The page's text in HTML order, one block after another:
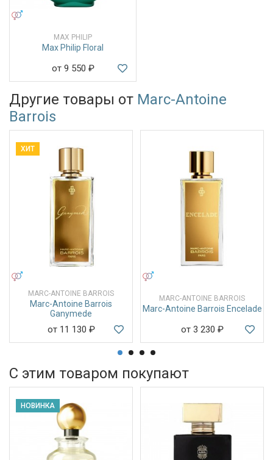
MAX PHILIP
Max Philip Floral
от 9 550 ₽
Другие товары от Marc-Antoine
Barrois
ХИТ
MARC-ANTOINE BARROIS
Marc-Antoine Barrois
Ganymede
от 11 130 ₽
MARC-ANTOINE BARROIS
Marc-Antoine Barrois Encelade
от 3 230 ₽
С этим товаром покупают
НОВИНКА